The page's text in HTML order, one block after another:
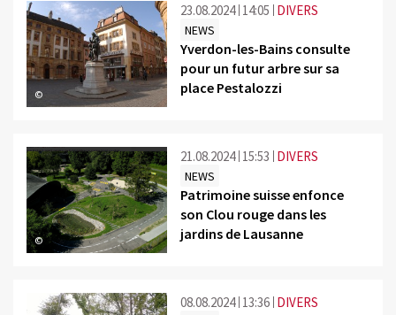
©
23.08.2024 14:05 DIVERS
NEWS
Yverdon-les-Bains consulte
pour un futur arbre sur sa
place Pestalozzi
©
21.08.2024 15:53 DIVERS
NEWS
Patrimoine suisse enfonce
son Clou rouge dans les
jardins de Lausanne
08.08.2024 13:36 DIVERS